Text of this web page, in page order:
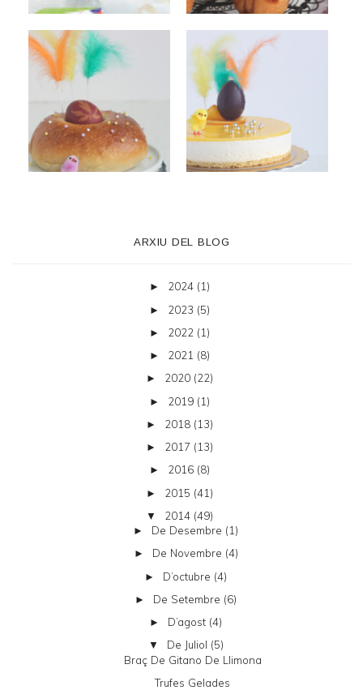
ARXIU DEL BLOG
► 2024 (1)
► 2023 (5)
► 2022 (1)
► 2021 (8)
► 2020 (22)
► 2019 (1)
► 2018 (13)
► 2017 (13)
► 2016 (8)
► 2015 (41)
▼ 2014 (49)
► De Desembre (1)
► De Novembre (4)
► D’octubre (4)
► De Setembre (6)
► D’agost (4)
▼ De Juliol (5)
Braç De Gitano De Llimona
Trufes Gelades